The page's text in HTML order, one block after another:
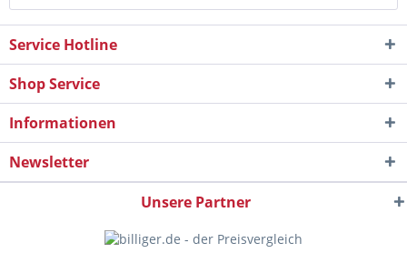
Service Hotline
Shop Service
Informationen
Newsletter
Unsere Partner